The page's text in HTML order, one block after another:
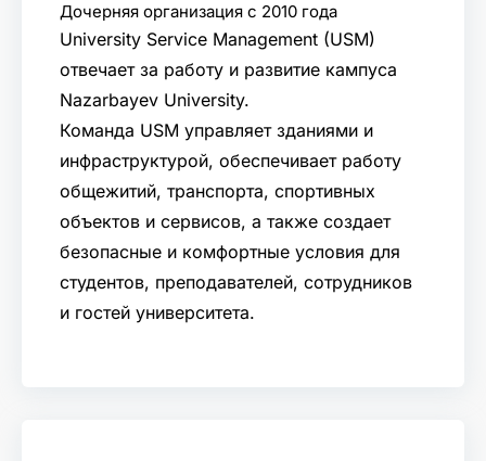
Дочерняя организация с 2010 года
University Service Management (USM)
отвечает за работу и развитие кампуса
Nazarbayev University.
Команда USM управляет зданиями и
инфраструктурой, обеспечивает работу
общежитий, транспорта, спортивных
объектов и сервисов, а также создает
безопасные и комфортные условия для
студентов, преподавателей, сотрудников
и гостей университета.